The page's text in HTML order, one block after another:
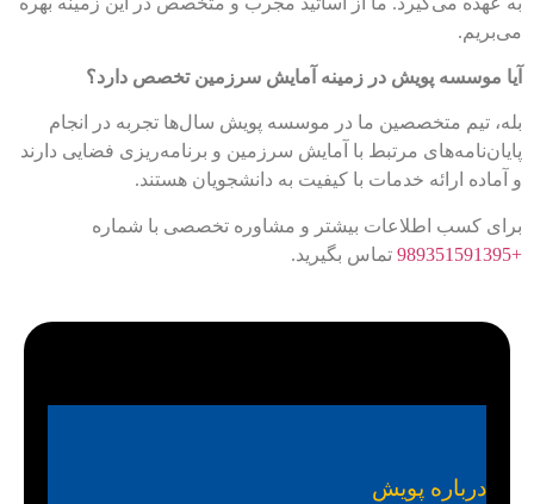
می‌بریم.
آیا موسسه پویش در زمینه آمایش سرزمین تخصص دارد؟
بله، تیم متخصصین ما در موسسه پویش سال‌ها تجربه در انجام
پایان‌نامه‌های مرتبط با آمایش سرزمین و برنامه‌ریزی فضایی دارند
و آماده ارائه خدمات با کیفیت به دانشجویان هستند.
برای کسب اطلاعات بیشتر و مشاوره تخصصی با شماره
+989351591395
تماس بگیرید.
درباره پویش